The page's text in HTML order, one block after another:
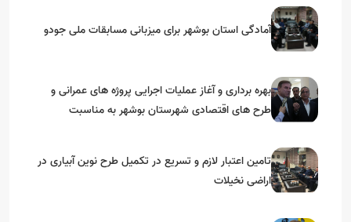
آمادگی استان بوشهر برای میزبانی مسابقات ملی جودو
بهره برداری و آغاز عملیات اجرایی پروژه های عمرانی و
طرح های اقتصادی شهرستان بوشهر به مناسبت
تامین اعتبار لازم و تسریع در تکمیل طرح نوین آبیاری در
اراضی نخیلات